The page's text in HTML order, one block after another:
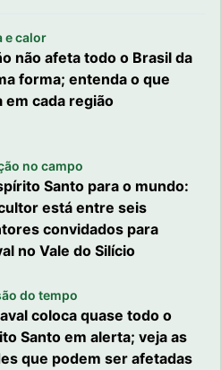
e calor
não afeta todo o Brasil da
forma; entenda o que
em cada região
no campo
Santo para o mundo:
está entre seis
convidados para
no Vale do Silício
do tempo
coloca quase todo o
Santo em alerta; veja as
que podem ser afetadas